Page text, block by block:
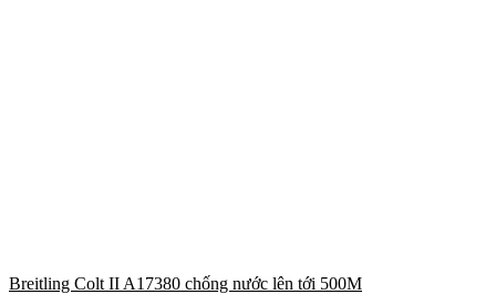
Breitling Colt II A17380 chống nước lên tới 500M